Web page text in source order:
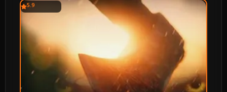
5.9